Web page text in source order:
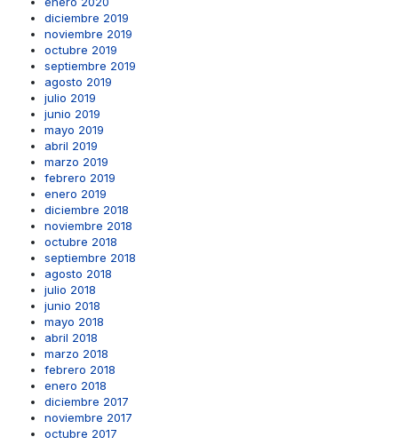
diciembre 2019
noviembre 2019
octubre 2019
septiembre 2019
agosto 2019
julio 2019
junio 2019
mayo 2019
abril 2019
marzo 2019
febrero 2019
enero 2019
diciembre 2018
noviembre 2018
octubre 2018
septiembre 2018
agosto 2018
julio 2018
junio 2018
mayo 2018
abril 2018
marzo 2018
febrero 2018
enero 2018
diciembre 2017
noviembre 2017
octubre 2017